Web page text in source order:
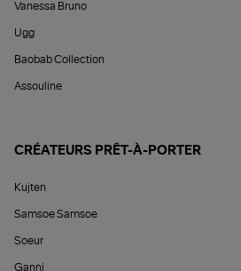
Vanessa Bruno
Ugg
Baobab Collection
Assouline
CRÉATEURS PRÊT-À-PORTER
Kujten
Samsoe Samsoe
Soeur
Ganni